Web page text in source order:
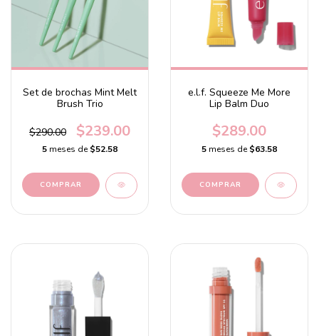
Set de brochas Mint Melt
Brush Trio
$290.00 $239.00
5 meses de$52.58
e.l.f. Squeeze Me More
Lip Balm Duo
$289.00
5 meses de$63.58